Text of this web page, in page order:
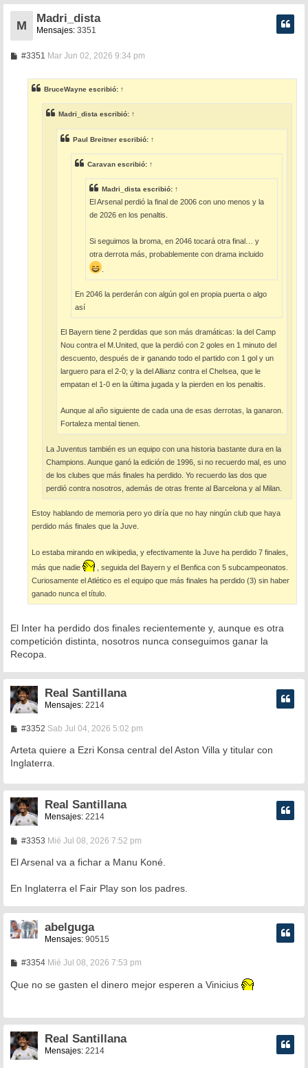
M
Madri_dista
Mensajes: 3351
#3351 M
a
j
e
Mar Jun 02, 2026 9:34 pm
BruceWayne escribió: ↑
Madri_dista escribió: ↑
Paul Breitner escribió: ↑
Caravan escribió: ↑
Madri_dista escribió: ↑
El Arsenal perdió la final de 2006 con uno menos y la
de 2026 en los penaltis.
Si seguimos la broma, en 2046 tocará otra final… y
otra derrota más, probablemente con drama incluido
En 2046 la perderán con algún gol en propia puerta o algo
así
El Bayern tiene 2 perdidas que son más dramáticas: la del Camp
Nou contra el M.United, que la perdió con 2 goles en 1 minuto del
descuento, después de ir ganando todo el partido con 1 gol y un
larguero para el 2-0; y la del Allianz contra el Chelsea, que le
empatan el 1-0 en la última jugada y la pierden en los penaltis.
Aunque al año siguiente de cada una de esas derrotas, la ganaron.
Fortaleza mental tienen.
La Juventus también es un equipo con una historia bastante dura en la
Champions. Aunque ganó la edición de 1996, si no recuerdo mal, es uno
de los clubes que más finales ha perdido. Yo recuerdo las dos que
perdió contra nosotros, además de otras frente al Barcelona y al Milan.
Estoy hablando de memoria pero yo diría que no hay ningún club que haya
perdido más finales que la Juve.
Lo estaba mirando en wikipedia, y efectivamente la Juve ha perdido 7 finales,
más que nadie
, seguida del Bayern y el Benfica con 5 subcampeonatos.
Curiosamente el Atlético es el equipo que más finales ha perdido (3) sin haber
ganado nunca el título.
El Inter ha perdido dos finales recientemente y, aunque es otra
competición distinta, nosotros nunca conseguimos ganar la
Recopa.
Real Santillana
Mensajes: 2214
#3352M
n
a
e
Sab Jul 04, 2026 5:02 pm
Arteta quiere a Ezri Konsa central del Aston Villa y titular con
Inglaterra.
Real Santillana
Mensajes: 2214
#3353M
n
j
Mié Jul 08, 2026 7:52 pm
El Arsenal va a fichar a Manu Koné.
En Inglaterra el Fair Play son los padres.
abelguga
Mensajes: 90515
#3354M
n
s
e
Mié Jul 08, 2026 7:53 pm
Que no se gasten el dinero mejor esperen a Vinicius
Real Santillana
Mensajes: 2214